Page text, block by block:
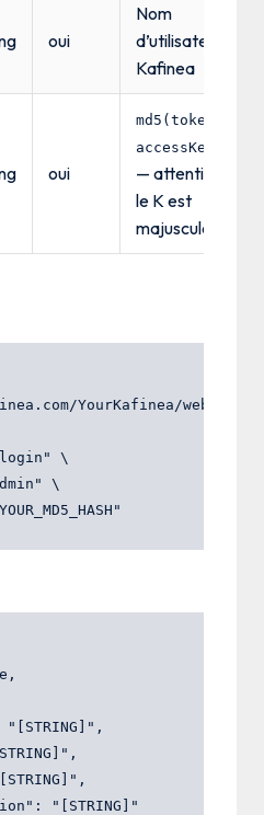
oui
Nom
d’utilisateur
Kafinea
oui
md5(token +
accessKey)
— attention :
le K est
majuscule
YourKafinea/